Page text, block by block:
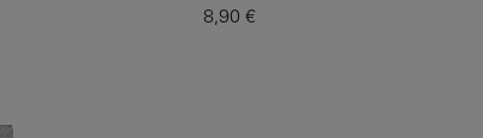
Prix ​​actuel
8,90 €